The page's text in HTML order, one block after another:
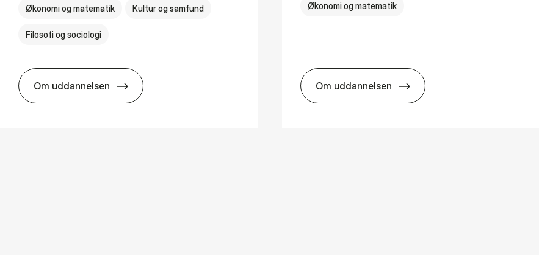
Økonomi og matematik Kultur og samfund
Filosofi og sociologi
Om uddannelsen
BSc in Busi­ness Ad­min­is­tra­tion and So­ci­ology
Økonomi og matematik
Om uddannelsen
HA i mar­keds- og kul­tu­r­a­na­ly­se